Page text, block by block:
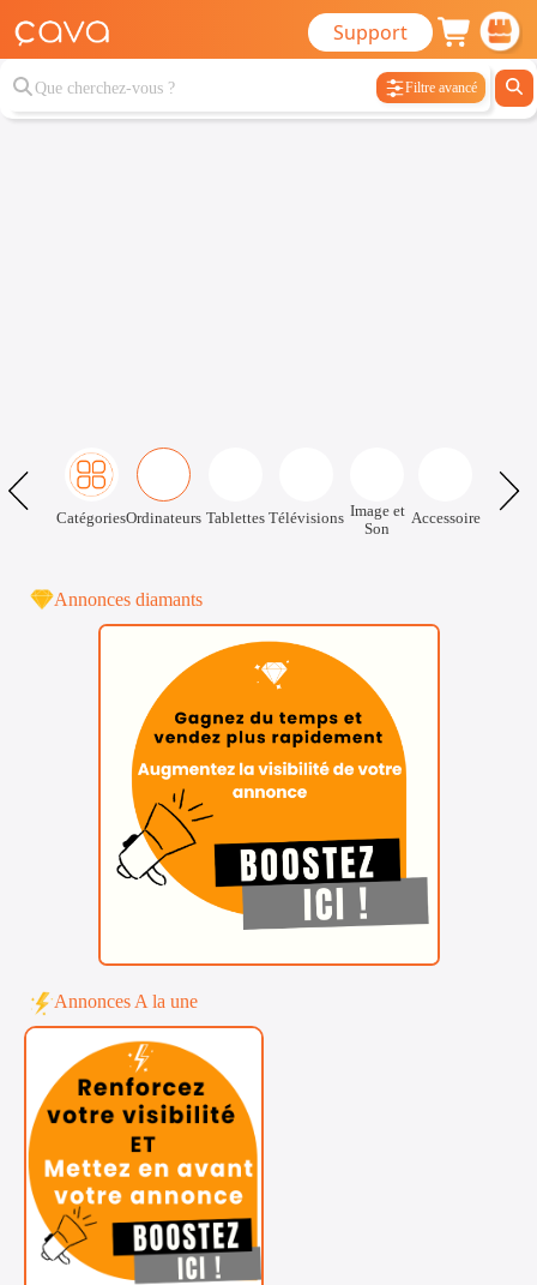
Support
Filtre avancé
CatégoriesOrdinateurs Tablettes Télévisions Image et
Son
Accessoire
Annonces diamants
Annonces A la une